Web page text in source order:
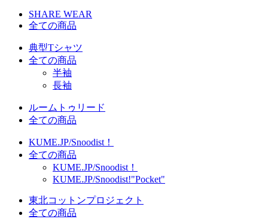
SHARE WEAR
全ての商品
典型Tシャツ
全ての商品
半袖
長袖
ルームトゥリード
全ての商品
KUME.JP/Snoodist！
全ての商品
KUME.JP/Snoodist！
KUME.JP/Snoodist!"Pocket"
東北コットンプロジェクト
全ての商品